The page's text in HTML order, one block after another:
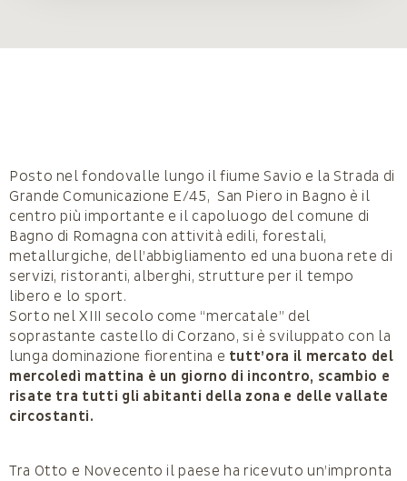
Posto nel fondovalle lungo il fiume Savio e la Strada di
Grande Comunicazione E/45, San Piero in Bagno è il
centro più importante e il capoluogo del comune di
Bagno di Romagna con attività edili, forestali,
metallurgiche, dell’abbigliamento ed una buona rete di
servizi, ristoranti, alberghi, strutture per il tempo
libero e lo sport.
Sorto nel XIII secolo come “mercatale” del
soprastante castello di Corzano, si è sviluppato con la
lunga dominazione fiorentina e tutt’ora il mercato del
mercoledì mattina è un giorno di incontro, scambio e
risate tra tutti gli abitanti della zona e delle vallate
circostanti.
Tra Otto e Novecento il paese ha ricevuto un’impronta